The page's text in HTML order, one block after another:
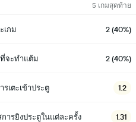
5 เกมสุดท้าย
เกม 2 (40%)
จะทำแต้ม 2 (40%)
เตะเข้าประตู 1.2
ารยิงประตูในแต่ละครั้ง 1.31